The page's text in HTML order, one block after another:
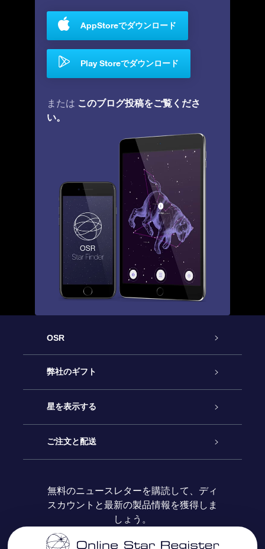
AppStoreでダウンロード
Play Storeでダウンロード
または このブログ投稿をご覧くださ
い。
OSR
カスタマーサービス
お問い合わせ
ブログ
レビュー
弊社のギフト
Online Starギフト
OSRギフトパック
OSR ギフトカード
法人ギフト
星を表示する
星の登録
カスタマイズされたStar Page
One Million Stars
ご注文と配送
お支払いに関する情報
配送に関する情報
無料のニュースレターを購読して、ディ
スカウントと最新の製品情報を獲得しま
しょう。